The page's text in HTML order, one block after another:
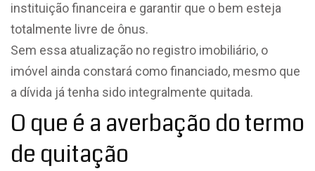
instituição financeira e garantir que o bem esteja
totalmente livre de ônus.
Sem essa atualização no registro imobiliário, o
imóvel ainda constará como financiado, mesmo que
a dívida já tenha sido integralmente quitada.
O que é a averbação do termo
de quitação